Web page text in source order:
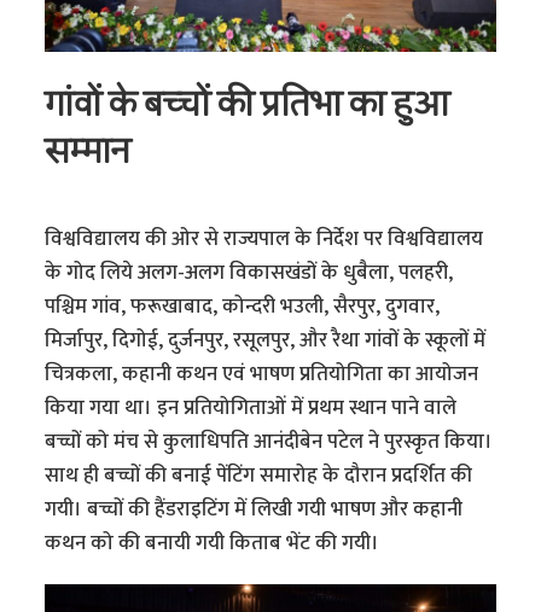
गांवों के बच्चों की प्रतिभा का हुआ
सम्मान
विश्वविद्यालय की ओर से राज्यपाल के निर्देश पर विश्वविद्यालय
के गोद लिये अलग-अलग विकासखंडों के धुबैला, पलहरी,
पश्चिम गांव, फरूखाबाद, कोन्दरी भउली, सैरपुर, दुगवार,
मिर्जापुर, दिगोई, दुर्जनपुर, रसूलपुर, और रैथा गांवों के स्कूलों में
चित्रकला, कहानी कथन एवं भाषण प्रतियोगिता का आयोजन
किया गया था। इन प्रतियोगिताओं में प्रथम स्थान पाने वाले
बच्चों को मंच से कुलाधिपति आनंदीबेन पटेल ने पुरस्कृत किया।
साथ ही बच्चों की बनाई पेंटिंग समारोह के दौरान प्रदर्शित की
गयी। बच्चों की हैंडराइटिंग में लिखी गयी भाषण और कहानी
कथन को की बनायी गयी किताब भेंट की गयी।